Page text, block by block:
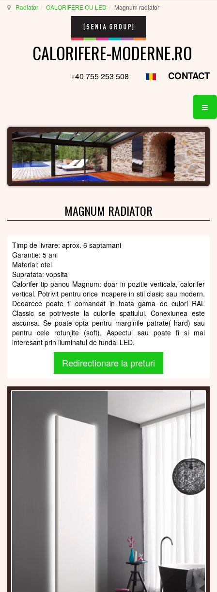
Radiator CALORIFERE CU LED Magnum radiator
CALORIFERE-MODERNE.RO
+40 755 253 508 CONTACT
MAGNUM RADIATOR
Timp de livrare: aprox. 6 saptamani
Garantie: 5 ani
Material: otel
Suprafata: vopsita
Calorifer tip panou Magnum: doar in pozitie verticala, calorifer
vertical. Potrivit pentru orice incapere in stil clasic sau modern.
Deoarece poate fi comandat in toata gama de culori RAL
Classic se potriveste la culorile spatiului. Conexiunea este
ascunsa. Se poate opta pentru marginile patrate( hard) sau
pentru cele rotunjite (soft). Aspectul sau poate fi si mai
interesant prin iluminatul de fundal LED.
Redirectionare la preturi